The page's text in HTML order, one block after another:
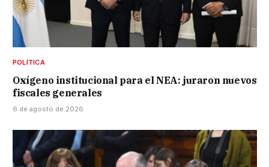
POLÍTICA
Oxígeno institucional para el NEA: juraron nuevos
fiscales generales
6 de agosto de 2026